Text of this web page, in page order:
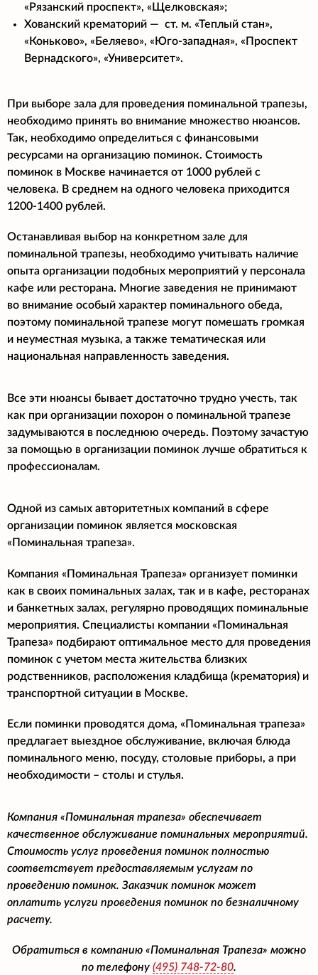
«Рязанский проспект», «Щелковская»;
Хованский крематорий — ст. м. «Теплый стан»,
«Коньково», «Беляево», «Юго-западная», «Проспект
Вернадского», «Университет».
При выборе зала для проведения поминальной трапезы,
необходимо принять во внимание множество нюансов.
Так, необходимо определиться с финансовыми
ресурсами на организацию поминок. Стоимость
поминок в Москве начинается от 1000 рублей с
человека. В среднем на одного человека приходится
1200-1400 рублей.
Останавливая выбор на конкретном зале для
поминальной трапезы, необходимо учитывать наличие
опыта организации подобных мероприятий у персонала
кафе или ресторана. Многие заведения не принимают
во внимание особый характер поминального обеда,
поэтому поминальной трапезе могут помешать громкая
и неуместная музыка, а также тематическая или
национальная направленность заведения.
Все эти нюансы бывает достаточно трудно учесть, так
как при организации похорон о поминальной трапезе
задумываются в последнюю очередь. Поэтому зачастую
за помощью в организации поминок лучше обратиться к
профессионалам.
Одной из самых авторитетных компаний в сфере
организации поминок является московская
«Поминальная трапеза».
Компания «Поминальная Трапеза» организует поминки
как в своих поминальных залах, так и в кафе, ресторанах
и банкетных залах, регулярно проводящих поминальные
мероприятия. Специалисты компании «Поминальная
Трапеза» подбирают оптимальное место для проведения
поминок с учетом места жительства близких
родственников, расположения кладбища (крематория) и
транспортной ситуации в Москве.
Если поминки проводятся дома, «Поминальная трапеза»
предлагает выездное обслуживание, включая блюда
поминального меню, посуду, столовые приборы, а при
необходимости – столы и стулья.
Компания «Поминальная трапеза» обеспечивает
качественное обслуживание поминальных мероприятий.
Стоимость услуг проведения поминок полностью
соответствует предоставляемым услугам по
проведению поминок. Заказчик поминок может
оплатить услуги проведения поминок по безналичному
расчету.
Обратиться в компанию «Поминальная Трапеза» можно
по телефону (495) 748-72-80.